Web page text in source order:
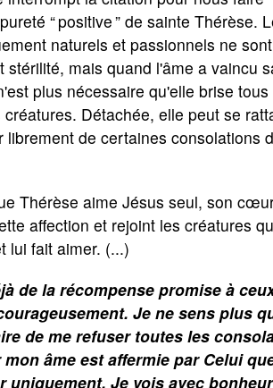
“ positive ” de sainte Thérèse.
naturels et passionnels ne sont
stérilité, mais quand l'âme a vaincu
plus nécessaire qu'elle brise tous
Détachée, elle peut se
librement de certaines consolations
Thérèse aime Jésus seul, son
affection et rejoint les créatures
lui fait aimer. (...)
de la récompense promise à
Je ne sens plus
de me refuser toutes les
âme est affermie par Celui
uniquement. Je vois avec bonheur